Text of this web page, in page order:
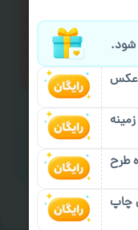
شود.
عکس
طرح
چاپ